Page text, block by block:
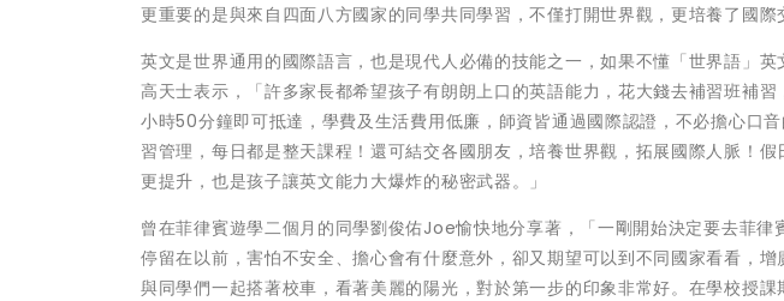
更重要的是與來自四面八方國家的同學共同學習，不僅打開世界觀，更培養了國際
英文是世界通用的國際語言，也是現代人必備的技能之一，如果不懂「世界語」
高天士表示，「許多家長都希望孩子有朗朗上口的英語能力，花大錢去補習班補
小時50分鐘即可抵達，學費及生活費用低廉，師資皆通過國際認證，不必擔心口
習管理，每日都是整天課程！還可結交各國朋友，培養世界觀，拓展國際人脈！
更提升，也是孩子讓英文能力大爆炸的秘密武器。」
曾在菲律賓遊學二個月的同學劉俊佑Joe愉快地分享著，「一剛開始決定要去菲
停留在以前，害怕不安全、擔心會有什麼意外，卻又期望可以到不同國家看看，
與同學們一起搭著校車，看著美麗的陽光，對於第一步的印象非常好。在學校授